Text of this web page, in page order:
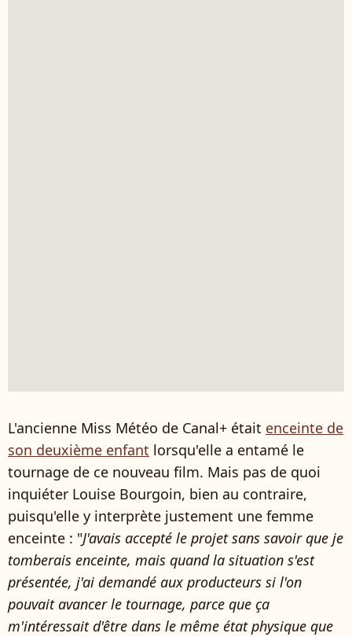
L'ancienne Miss Météo de Canal+ était enceinte de
son deuxième enfant lorsqu'elle a entamé le
tournage de ce nouveau film. Mais pas de quoi
inquiéter Louise Bourgoin, bien au contraire,
puisqu'elle y interprète justement une femme
enceinte : "J'avais accepté le projet sans savoir que je
tomberais enceinte, mais quand la situation s'est
présentée, j'ai demandé aux producteurs si l'on
pouvait avancer le tournage, parce que ça
m'intéressait d'être dans le même état physique que